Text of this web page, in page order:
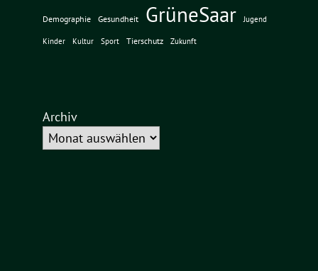
Demographie Gesundheit GrüneSaar Jugend
Kinder Kultur Sport Tierschutz Zukunft
Archiv